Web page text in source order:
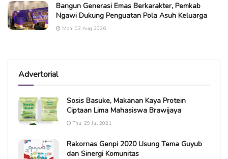
Bangun Generasi Emas Berkarakter, Pemkab
Ngawi Dukung Penguatan Pola Asuh Keluarga
Mon, 03 Aug 2026
Advertorial
Sosis Basuke, Makanan Kaya Protein
Ciptaan Lima Mahasiswa Brawijaya
Thu, 29 Jul 2021
Rakornas Genpi 2020 Usung Tema Guyub
dan Sinergi Komunitas